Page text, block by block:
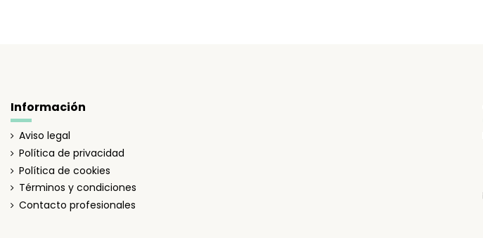
Información
Aviso legal
Política de privacidad
Política de cookies
Términos y condiciones
Contacto profesionales